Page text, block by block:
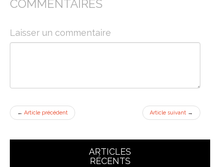
COMMENTAIRES
Laisser un commentaire
← Article précédent Article suivant →
ARTICLES
RÉCENTS